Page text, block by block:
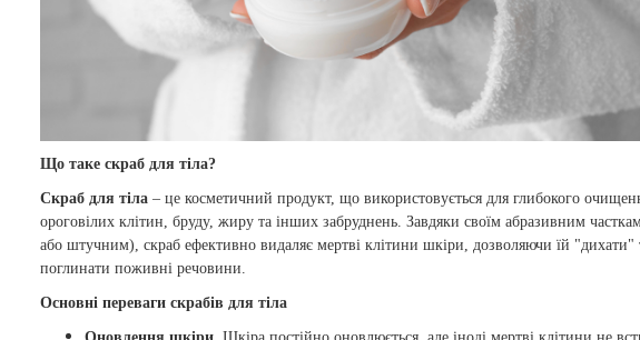
Що таке скраб для тіла?
Скраб для тіла – це косметичний продукт, що використовується для глибокого
ороговілих клітин, бруду, жиру та інших забруднень. Завдяки своїм абразивним
або штучним), скраб ефективно видаляє мертві клітини шкіри, дозволяючи їй "дихати"
поглинати поживні речовини.
Основні переваги скрабів для тіла